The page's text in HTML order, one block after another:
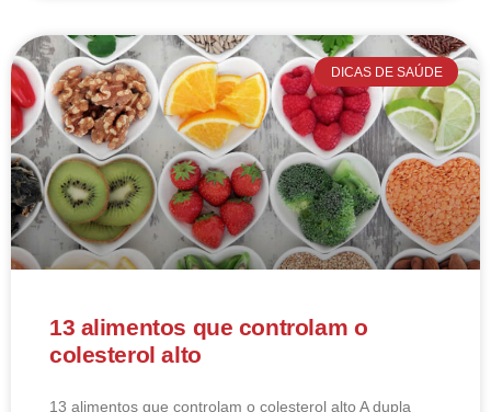
DICAS DE SAÚDE
13 alimentos que controlam o
colesterol alto
13 alimentos que controlam o colesterol alto​ A dupla